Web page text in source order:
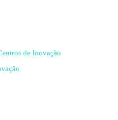
de Inovação